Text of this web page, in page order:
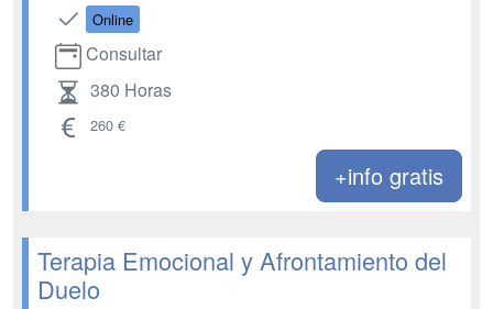
Online
Consultar
380 Horas
260 €
+info gratis
Terapia Emocional y Afrontamiento del
Duelo